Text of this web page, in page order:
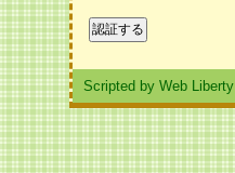
Scripted by Web Liberty